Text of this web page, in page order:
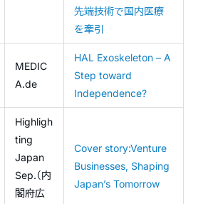
先端技術で国内医療
を牽引
MEDIC
A.de
HAL Exoskeleton – A
Step toward
Independence?
Highligh
ting
Japan
Sep.（内
閣府広
Cover story:Venture
Businesses, Shaping
Japan’s Tomorrow